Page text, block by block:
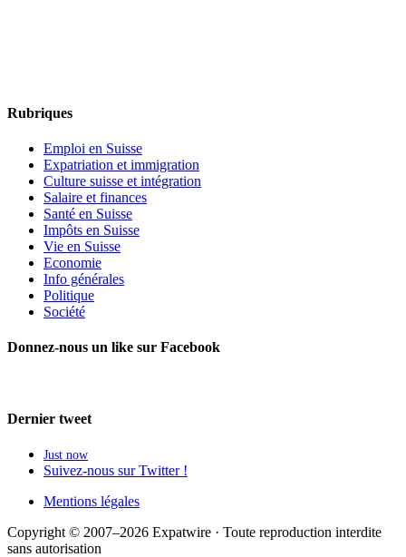
Rubriques
Emploi en Suisse
Expatriation et immigration
Culture suisse et intégration
Salaire et finances
Santé en Suisse
Impôts en Suisse
Vie en Suisse
Economie
Info générales
Politique
Société
Donnez-nous un like sur Facebook
Dernier tweet
Just now
Suivez-nous sur Twitter !
Mentions légales
Copyright © 2007–2026 Expatwire · Toute reproduction interdite
sans autorisation